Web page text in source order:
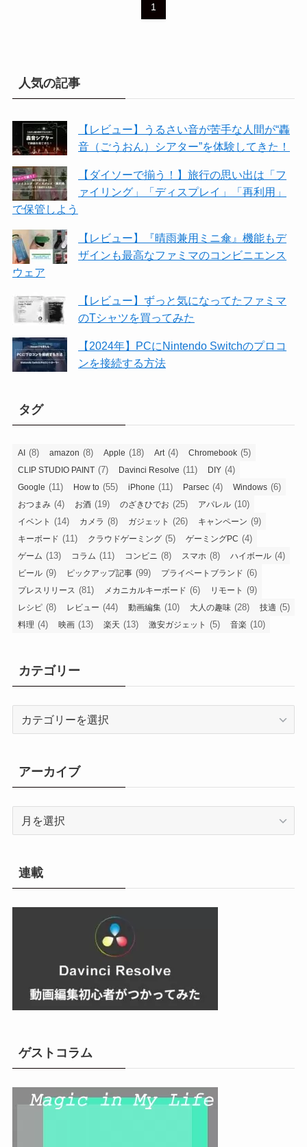
1
人気の記事
【レビュー】うるさい音が苦手な人間が“轟
音（ごうおん）シアター”を体験してきた！
【ダイソーで揃う！】旅行の思い出は「フ
ァイリング」「ディスプレイ」「再利用」
で保管しよう
【レビュー】『晴雨兼用ミニ傘』機能もデ
ザインも最高なファミマのコンビニエンス
ウェア
【レビュー】ずっと気になってたファミマ
のTシャツを買ってみた
【2024年】PCにNintendo Switchのプロコ
ンを接続する方法
タグ
AI (8) amazon (8) Apple (18) Art (4) Chromebook (5)
CLIP STUDIO PAINT (7) Davinci Resolve (11) DIY (4)
Google (11) How to (55) iPhone (11) Parsec (4) Windows (6)
おつまみ (4) お酒 (19) のざきひでお (25) アパレル (10)
イベント (14) カメラ (8) ガジェット (26) キャンペーン (9)
キーボード (11) クラウドゲーミング (5) ゲーミングPC (4)
ゲーム (13) コラム (11) コンビニ (8) スマホ (8) ハイボール (4)
ビール (9) ピックアップ記事 (99) プライベートブランド (6)
プレスリリース (81) メカニカルキーボード (6) リモート (9)
レシピ (8) レビュー (44) 動画編集 (10) 大人の趣味 (28) 技適 (5)
料理 (4) 映画 (13) 楽天 (13) 激安ガジェット (5) 音楽 (10)
カテゴリー
リ
ー
アーカイブ
イ
ブ
連載
ゲストコラム